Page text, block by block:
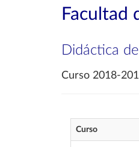
Facultad
Didáctica
Curso 2018-
Curso